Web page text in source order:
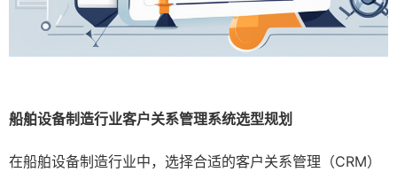
船舶设备制造行业客户关系管理系统选型规划
在船舶设备制造行业中，选择合适的客户关系管理（CRM）